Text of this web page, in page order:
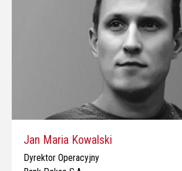
Jan Maria Kowalski
Dyrektor Operacyjny